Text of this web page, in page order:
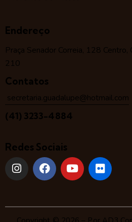
Endereço
Praça Senador Correia, 128
210
Contatos
secretaria.guadalupe@hotmail.com
(41) 3233-4884
Redes Sociais